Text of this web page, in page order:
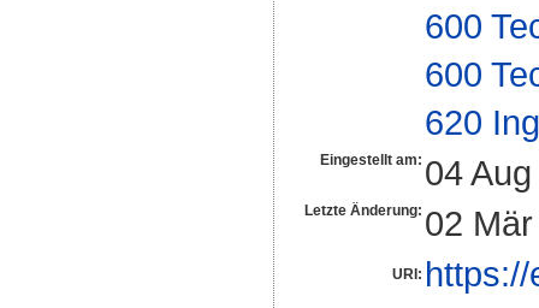
600
600
620
Eingestellt am: 04
Letzte Änderung: 02
URI: